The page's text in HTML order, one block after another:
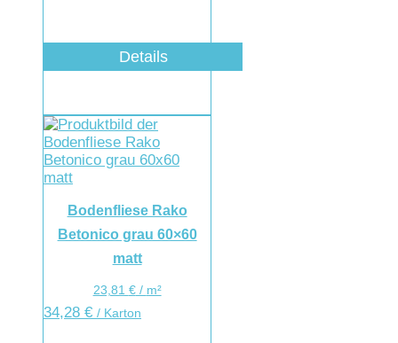
Details
Bodenfliese Rako
Betonico grau 60×60
matt
23,81 €/ m²
34,28 € / Karton